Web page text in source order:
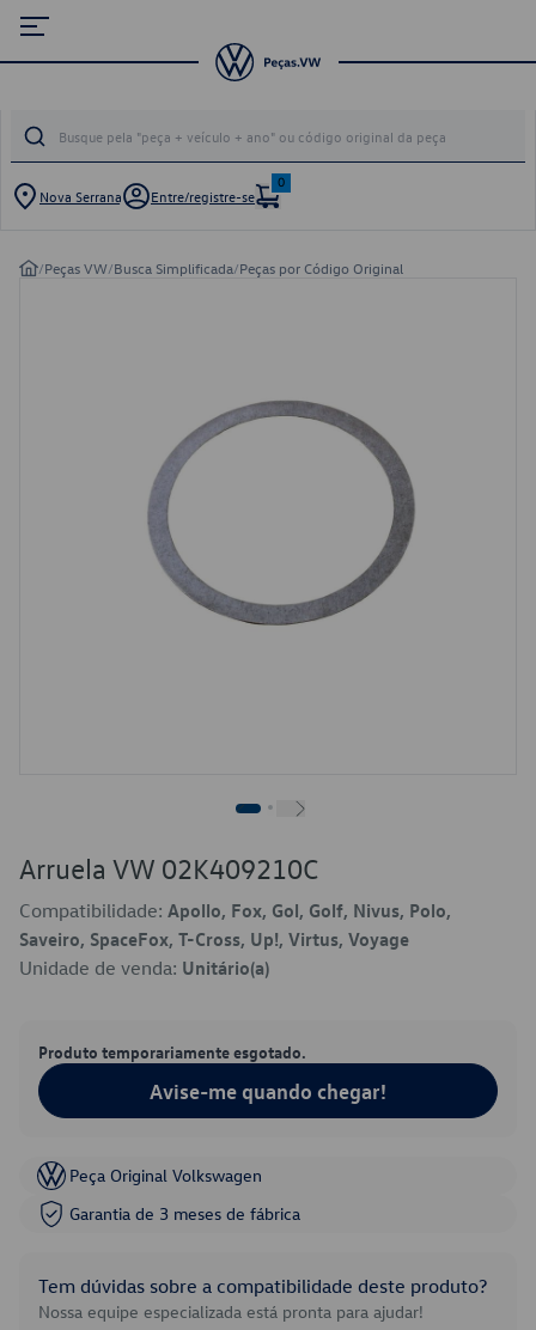
Nova Serrana Entre/registre-se
0
/Peças VW/Busca Simplificada/Peças por Código Original
Arruela VW 02K409210C
Compatibilidade: Apollo, Fox, Gol, Golf, Nivus, Polo,
Saveiro, SpaceFox, T-Cross, Up!, Virtus, Voyage
Unidade de venda: Unitário(a)
Produto temporariamente esgotado.
Avise-me quando chegar!
Peça Original Volkswagen
Garantia de 3 meses de fábrica
Tem dúvidas sobre a compatibilidade deste produto?
Nossa equipe especializada está pronta para ajudar!